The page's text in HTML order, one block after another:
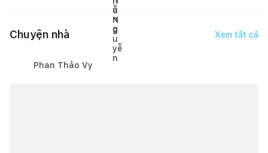
Chuyện nhà Xem tất cả
Phan Thảo Vy